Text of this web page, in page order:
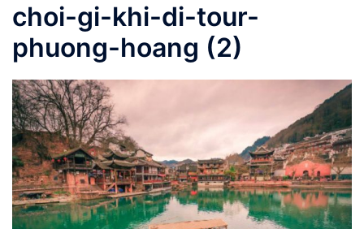
choi-gi-khi-di-tour-
phuong-hoang (2)